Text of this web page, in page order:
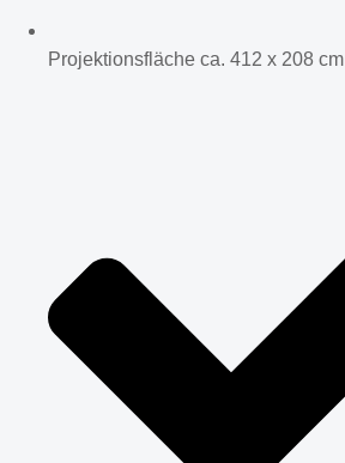
Projektionsfläche ca. 412 x 208 cm